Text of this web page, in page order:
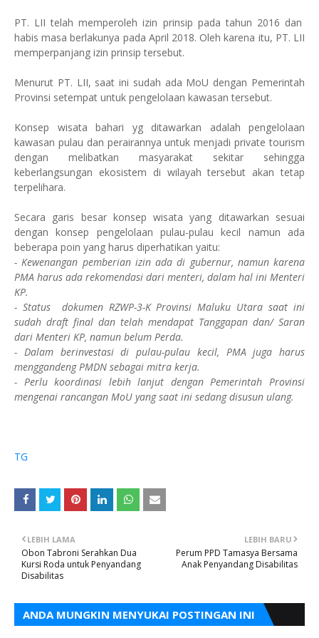
PT. LII telah memperoleh izin prinsip pada tahun 2016 dan
habis masa berlakunya pada April 2018. Oleh karena itu, PT. LII
memperpanjang izin prinsip tersebut.
Menurut PT. LII, saat ini sudah ada MoU dengan Pemerintah
Provinsi setempat untuk pengelolaan kawasan tersebut.
Konsep wisata bahari yg ditawarkan adalah pengelolaan
kawasan pulau dan perairannya untuk menjadi private tourism
dengan melibatkan masyarakat sekitar sehingga
keberlangsungan ekosistem di wilayah tersebut akan tetap
terpelihara.
Secara garis besar konsep wisata yang ditawarkan sesuai
dengan konsep pengelolaan pulau-pulau kecil namun ada
beberapa poin yang harus diperhatikan yaitu:
- Kewenangan pemberian izin ada di gubernur, namun karena
PMA harus ada rekomendasi dari menteri, dalam hal ini Menteri
KP.
- Status dokumen RZWP-3-K Provinsi Maluku Utara saat ini
sudah draft final dan telah mendapat Tanggapan dan/ Saran
dari Menteri KP, namun belum Perda.
- Dalam berinvestasi di pulau-pulau kecil, PMA juga harus
menggandeng PMDN sebagai mitra kerja.
- Perlu koordinasi lebih lanjut dengan Pemerintah Provinsi
mengenai rancangan MoU yang saat ini sedang disusun ulang.
TG
LEBIH BARU
Perum PPD Tamasya Bersama
Anak Penyandang Disabilitas
LEBIH LAMA
Obon Tabroni Serahkan Dua
Kursi Roda untuk Penyandang
Disabilitas
ANDA MUNGKIN MENYUKAI POSTINGAN INI